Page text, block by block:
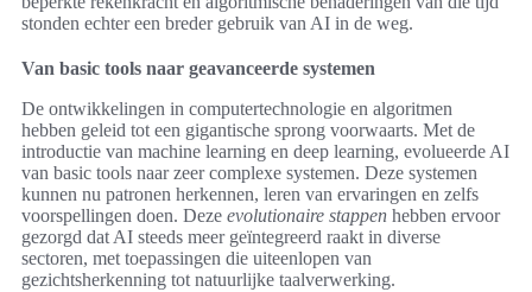
stonden echter een breder gebruik van AI in de weg.
Van basic tools naar geavanceerde systemen
De ontwikkelingen in computertechnologie en algoritmen
hebben geleid tot een gigantische sprong voorwaarts. Met de
introductie van machine learning en deep learning, evolueerde AI
van basic tools naar zeer complexe systemen. Deze systemen
kunnen nu patronen herkennen, leren van ervaringen en zelfs
voorspellingen doen. Deze evolutionaire stappen hebben ervoor
gezorgd dat AI steeds meer geïntegreerd raakt in diverse
sectoren, met toepassingen die uiteenlopen van
gezichtsherkenning tot natuurlijke taalverwerking.